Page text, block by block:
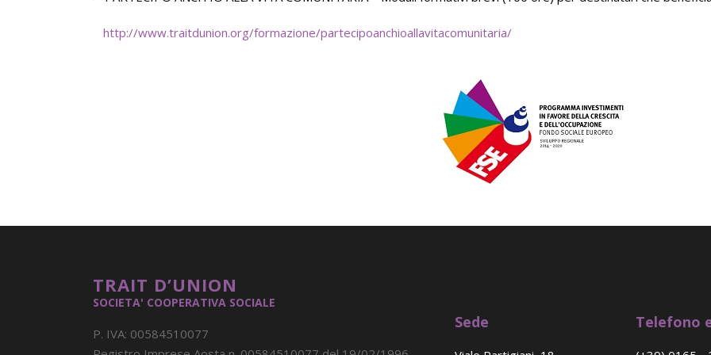
http://www.traitdunion.org/formazione/partecipoanchioallavitacomunitaria/
TRAIT D’UNION
SOCIETA' COOPERATIVA SOCIALE
P. IVA: 00584510077
Sede Telefono